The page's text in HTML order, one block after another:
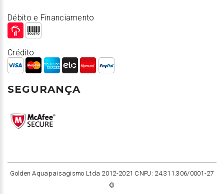
Débito e Financiamento
Crédito
SEGURANÇA
Golden Aquapaisagismo Ltda 2012-2021 CNPJ: 24.311.306/0001-27
©